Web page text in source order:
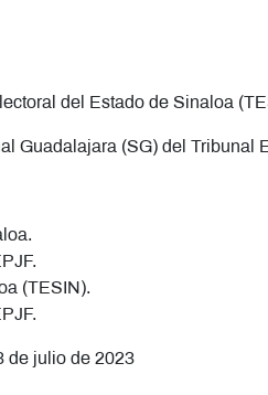
del Estado de Sinaloa
Guadalajara (SG) del Tribunal
(TESIN).
de julio de 2023